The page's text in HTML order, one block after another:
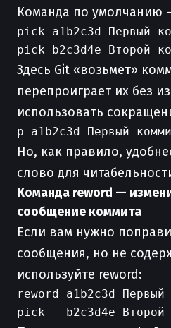
Команда по умолчанию
pick a1b2c3d Первый
Здесь Git «возьмет»
перепроиграет их без
использовать
Но, как правило,
слово для
Команда reword —
сообщение коммита
Если вам нужно
сообщения, но не
используйте reword:
reword a1b2c3d Первый